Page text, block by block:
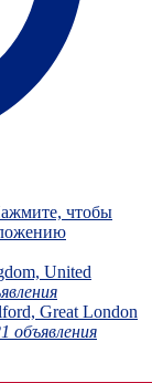
чтобы
United
Great London
объявления